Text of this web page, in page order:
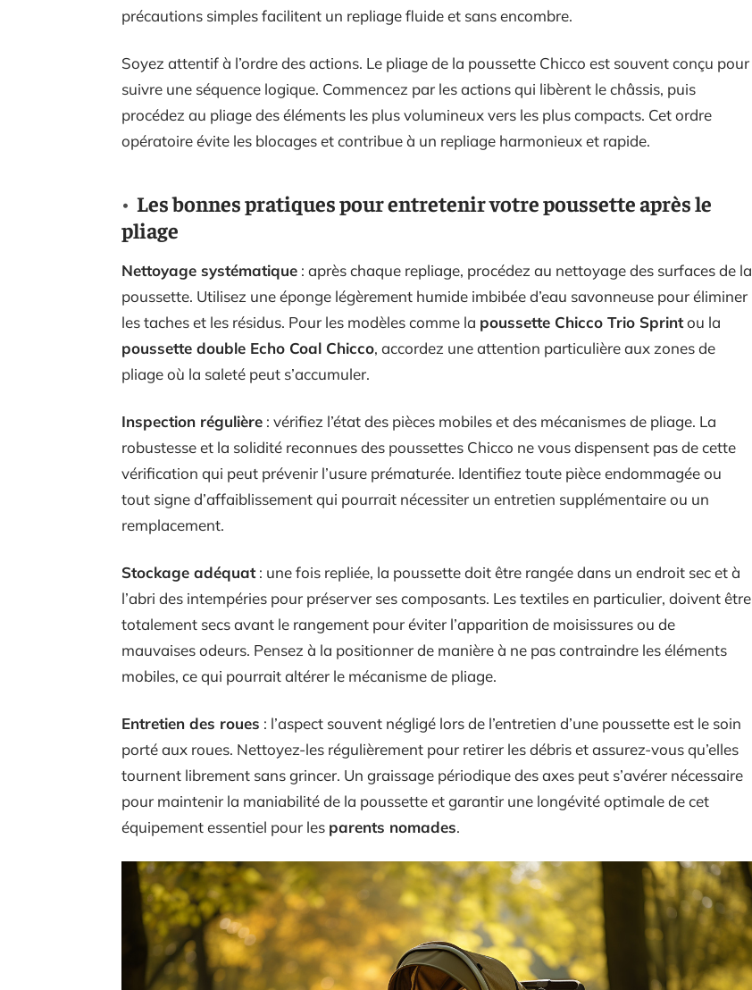
précautions simples facilitent un repliage fluide et sans encombre.
Soyez attentif à l’ordre des actions. Le pliage de la poussette Chicco est souvent conçu pour
suivre une séquence logique. Commencez par les actions qui libèrent le châssis, puis
procédez au pliage des éléments les plus volumineux vers les plus compacts. Cet ordre
opératoire évite les blocages et contribue à un repliage harmonieux et rapide.
Les bonnes pratiques pour entretenir votre poussette après le
pliage
Nettoyage systématique : après chaque repliage, procédez au nettoyage des surfaces de la
poussette. Utilisez une éponge légèrement humide imbibée d’eau savonneuse pour éliminer
les taches et les résidus. Pour les modèles comme la poussette Chicco Trio Sprintou la
poussette double Echo Coal Chicco, accordez une attention particulière aux zones de
pliage où la saleté peut s’accumuler.
Inspection régulière : vérifiez l’état des pièces mobiles et des mécanismes de pliage. La
robustesse et la solidité reconnues des poussettes Chicco ne vous dispensent pas de cette
vérification qui peut prévenir l’usure prématurée. Identifiez toute pièce endommagée ou
tout signe d’affaiblissement qui pourrait nécessiter un entretien supplémentaire ou un
remplacement.
Stockage adéquat: une fois repliée, la poussette doit être rangée dans un endroit sec et à
l’abri des intempéries pour préserver ses composants. Les textiles en particulier, doivent être
totalement secs avant le rangement pour éviter l’apparition de moisissures ou de
mauvaises odeurs. Pensez à la positionner de manière à ne pas contraindre les éléments
mobiles, ce qui pourrait altérer le mécanisme de pliage.
Entretien des roues : l’aspect souvent négligé lors de l’entretien d’une poussette est le soin
porté aux roues. Nettoyez-les régulièrement pour retirer les débris et assurez-vous qu’elles
tournent librement sans grincer. Un graissage périodique des axes peut s’avérer nécessaire
pour maintenir la maniabilité de la poussette et garantir une longévité optimale de cet
équipement essentiel pour les parents nomades.